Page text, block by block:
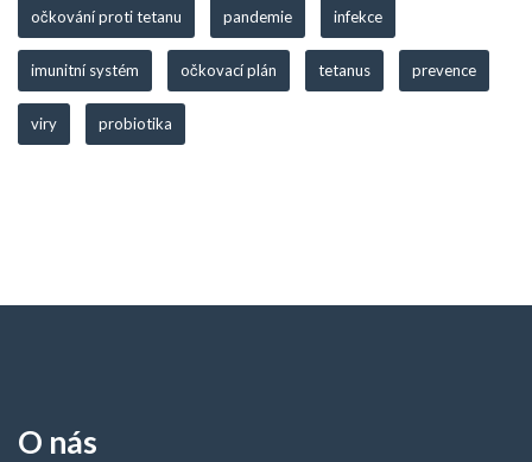
očkování proti tetanu pandemie infekce
imunitní systém očkovací plán tetanus prevence
viry probiotika
O nás